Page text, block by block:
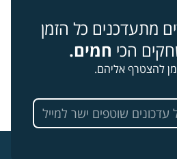
מתעדכנים כל הזמן
הכי חמים.
להצטרף אליהם.